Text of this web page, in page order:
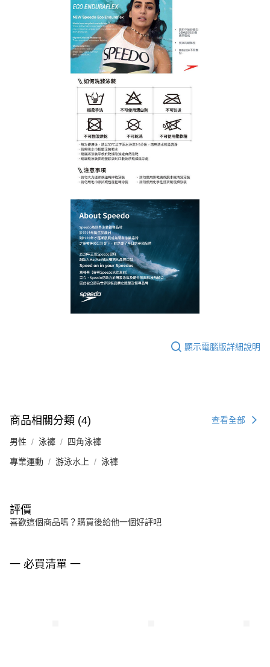
顯示電腦版詳細說明
商品相關分類 (4) 查看全部
男性 泳褲 四角泳褲
專業運動 游泳水上 泳褲
評價
喜歡這個商品嗎？購買後給他一個好評吧
一 必買清單 一